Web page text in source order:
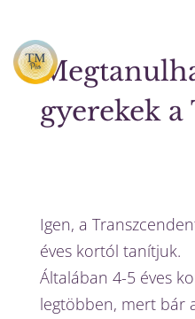
gyerekek a
Igen, a
éves kortól tanítjuk.
Általában 4-5 éves
legtöbben, mert bár